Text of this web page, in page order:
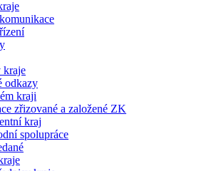
kraje
odkazy
kraji
zřizované a založené ZK
kraj
spolupráce